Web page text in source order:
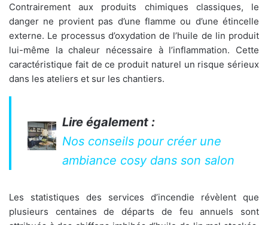
Contrairement aux produits chimiques classiques, le
danger ne provient pas d’une flamme ou d’une étincelle
externe. Le processus d’oxydation de l’huile de lin produit
lui-même la chaleur nécessaire à l’inflammation. Cette
caractéristique fait de ce produit naturel un risque sérieux
dans les ateliers et sur les chantiers.
Lire également :
Nos conseils pour créer une
ambiance cosy dans son salon
Les statistiques des services d’incendie révèlent que
plusieurs centaines de départs de feu annuels sont